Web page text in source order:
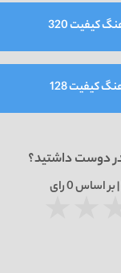
کیفیت 320
کیفیت 128
دوست داشتید؟
0رای